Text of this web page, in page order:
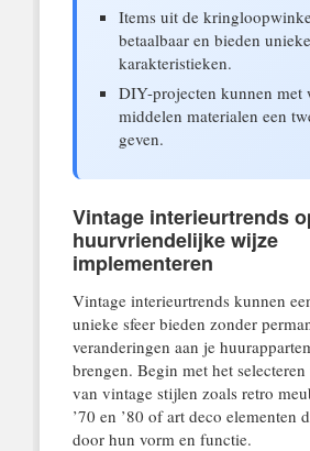
Items uit de
betaalbaar en bieden unieke
karakteristieken.
DIY-projecten kunnen met
middelen materialen een
geven.
Vintage interieurtrends
huurvriendelijke wijze
implementeren
Vintage interieurtrends kunnen
unieke sfeer bieden zonder
veranderingen aan je
brengen. Begin met het
van vintage stijlen zoals retro
’70 en ’80 of art deco elementen
door hun vorm en functie.